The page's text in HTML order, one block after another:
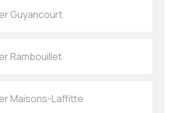
Guyancourt
Rambouillet
Maisons-Laffitte